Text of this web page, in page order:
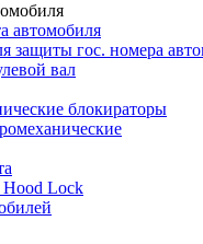
автомобиля
защиты гос. номера
вал
блокираторы
Hood Lock